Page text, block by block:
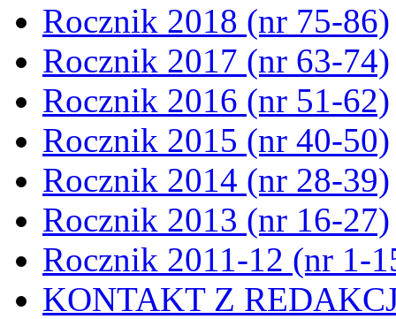
Rocznik 2018 (nr 75-86)
Rocznik 2017 (nr 63-74)
Rocznik 2016 (nr 51-62)
Rocznik 2015 (nr 40-50)
Rocznik 2014 (nr 28-39)
Rocznik 2013 (nr 16-27)
Rocznik 2011-12 (nr 1-
KONTAKT Z